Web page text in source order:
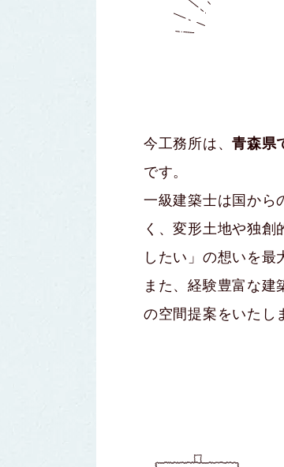
今工務所は、青森県
です。
一級建築士は国から
く、変形土地や独
したい」の想いを最
また、経験豊富な
の空間提案をいたし